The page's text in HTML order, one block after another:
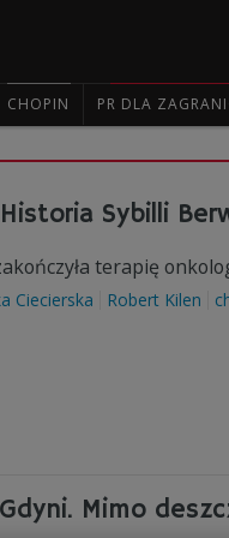
CHOPIN PR DLA
Sybilli
terapię
Ciecierska Robert Kilen
Mimo